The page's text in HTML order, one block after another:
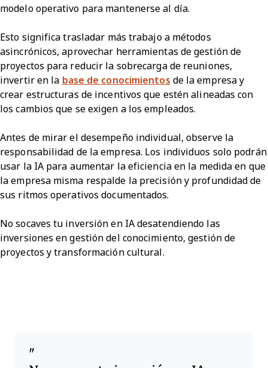
modelo operativo para mantenerse al día.
Esto significa trasladar más trabajo a métodos
asincrónicos, aprovechar herramientas de gestión de
proyectos para reducir la sobrecarga de reuniones,
invertir en la base de conocimientos de la empresa y
crear estructuras de incentivos que estén alineadas con
los cambios que se exigen a los empleados.
Antes de mirar el desempeño individual, observe la
responsabilidad de la empresa. Los individuos solo podrán
usar la IA para aumentar la eficiencia en la medida en que
la empresa misma respalde la precisión y profundidad de
sus ritmos operativos documentados.
No socaves tu inversión en IA desatendiendo las
inversiones en gestión del conocimiento, gestión de
proyectos y transformación cultural.